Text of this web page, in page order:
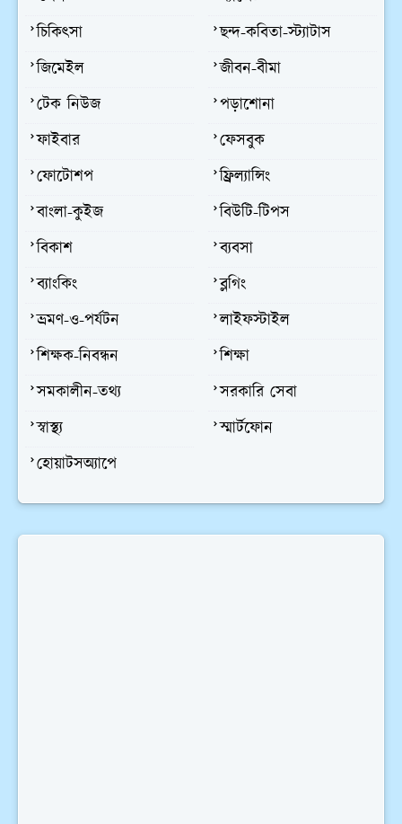
চিকিৎসা
ছন্দ-কবিতা-স্ট্যাটাস
জিমেইল
জীবন-বীমা
টেক নিউজ
পড়াশোনা
ফাইবার
ফেসবুক
ফোটোশপ
ফ্রিল্যান্সিং
বাংলা-কুইজ
বিউটি-টিপস
বিকাশ
ব্যবসা
ব্যাংকিং
ব্লগিং
ভ্রমণ-ও-পর্যটন
লাইফস্টাইল
শিক্ষক-নিবন্ধন
শিক্ষা
সমকালীন-তথ্য
সরকারি সেবা
স্বাস্থ্য
স্মার্টফোন
হোয়াটসঅ্যাপে